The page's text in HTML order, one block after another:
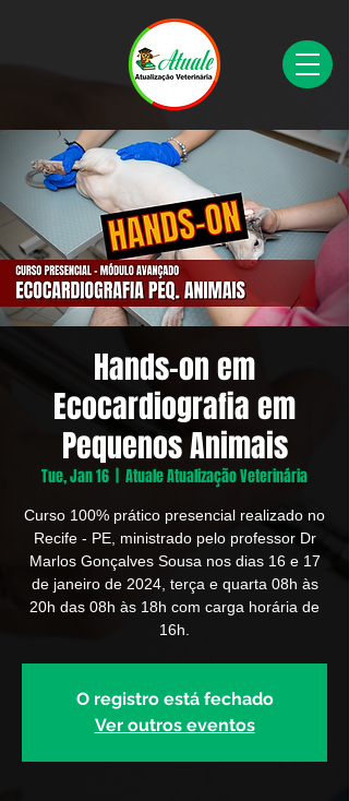
Hands-on em
Ecocardiografia em
Pequenos Animais
Tue, Jan 16 Atuale Atualização Veterinária
Curso 100% prático presencial realizado no
Recife - PE, ministrado pelo professor Dr
Marlos Gonçalves Sousa nos dias 16 e 17
de janeiro de 2024, terça e quarta 08h às
20h das 08h às 18h com carga horária de
16h.
O registro está fechado
Ver outros eventos